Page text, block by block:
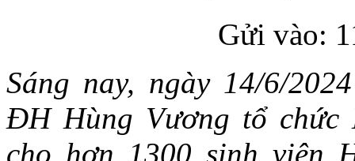
Gửi vào:
Sáng nay, ngày 14/6/
ĐH Hùng Vương tổ chức
cho hơn 1300 sinh viên